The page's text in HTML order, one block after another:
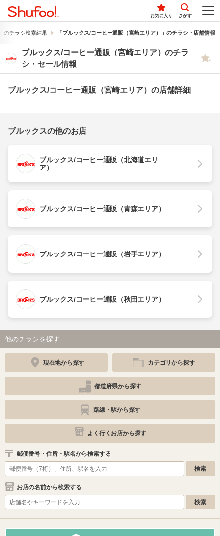
お気に入り さがす
のチラシ検索結果 「ブルックス/コーヒー通販（宮崎エリア）」のチラシ・店舗情報
ブルックス/コーヒー通販（宮崎エリア）のチラ
シ・セール情報
ブルックス/コーヒー通販（宮崎エリア）の店舗詳細
ブルックスの他のお店
ブルックス/コーヒー通販（北海道エリ
ア）
ブルックス/コーヒー通販（青森エリア）
ブルックス/コーヒー通販（岩手エリア）
ブルックス/コーヒー通販（秋田エリア）
他のチラシを探す
現在地から探す カテゴリから探す
都道府県から探す
路線・駅から探す
よく行くお店から探す
郵便番号・住所・駅名から検索する
お店の名前から検索する